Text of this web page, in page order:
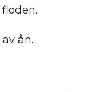
ån.